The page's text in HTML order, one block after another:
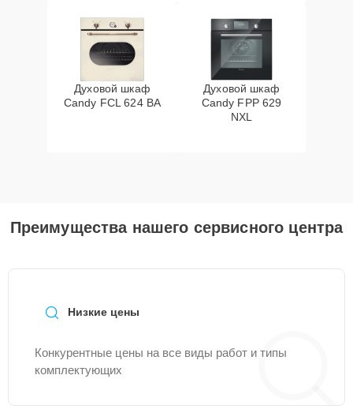
Духовой шкаф
Candy FCL 624 BA
Духовой шкаф
Candy FPP 629
NXL
Преимущества нашего сервисного центра
Низкие цены
Конкурентные цены на все виды работ и типы
комплектующих